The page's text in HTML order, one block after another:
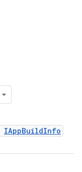
IAppBuildInfo